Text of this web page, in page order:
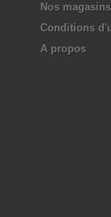
Nos magasins
Conditions
A propos